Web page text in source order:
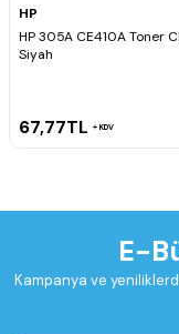
HP
HP 305A CE410A Toner
Siyah
67,77TL KDV
E-
Kampanya ve